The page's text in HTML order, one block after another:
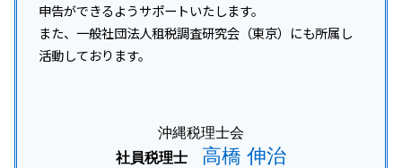
申告ができるようサポートいたします。
また、一般社団法人租税調査研究会（東京）にも所属し
活動しております。
沖縄税理士会
社員税理士
高橋 伸治